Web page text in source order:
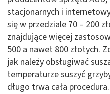
stacjonarnych i
się w przedziale 70 – 200
znajdujące więcej
500 a nawet 800 złotych.
jak należy obsługiwać
temperaturze suszyć
długo trwa cała procedura.